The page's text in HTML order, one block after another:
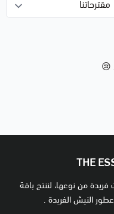
😢
THE
من نوعها، لننتج باقة
النيش الفريدة .